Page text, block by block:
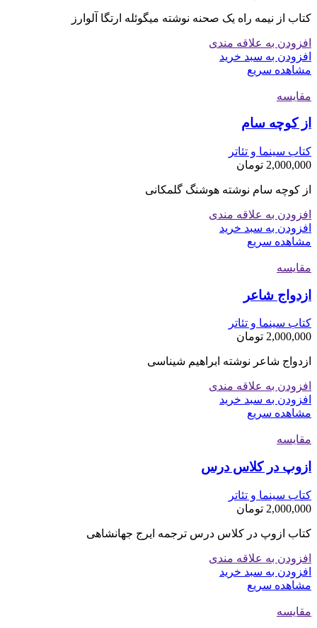
کتاب از نیمه راه یک صحنه نوشته میگوئله ارتگا آلوارز
افزودن به علاقه مندی
افزودن به سبد خرید
مشاهده سریع
مقایسه
از کوچه سام
کتاب سینما و تئاتر
2,000,000 تومان
از کوچه سام نوشته هوشنگ گلمکانی
افزودن به علاقه مندی
افزودن به سبد خرید
مشاهده سریع
مقایسه
ازدواج شاعر
کتاب سینما و تئاتر
2,000,000 تومان
ازدواج شاعر نوشته ابراهیم شیناسی
افزودن به علاقه مندی
افزودن به سبد خرید
مشاهده سریع
مقایسه
ازوپ در کلاس درس
کتاب سینما و تئاتر
2,000,000 تومان
کتاب ازوپ در کلاس درس ترجمه ایرج جهانشاهی
افزودن به علاقه مندی
افزودن به سبد خرید
مشاهده سریع
مقایسه